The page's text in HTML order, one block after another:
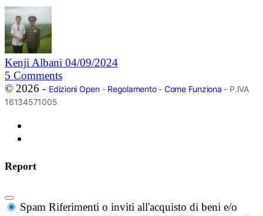
Kenji Albani 04/09/2024
5 Comments
© 2026 - Edizioni Open- Regolamento- Come Funziona - P.IVA
16134571005
Report
Spam Riferimenti o inviti all'acquisto di beni e/o